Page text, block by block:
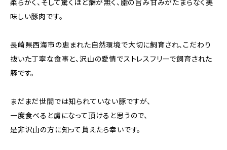
柔らかく、そして驚くほど癖が無く、脂の旨み甘みがたまらなく美
味しい豚肉です。
長崎県西海市の恵まれた自然環境で大切に飼育され、こだわり
抜いた丁寧な食事と、沢山の愛情でストレスフリーで飼育された
豚です。
まだまだ世間では知られていない豚ですが、
一度食べると虜になって頂けると思うので、
是非沢山の方に知って貰えたら幸いです。